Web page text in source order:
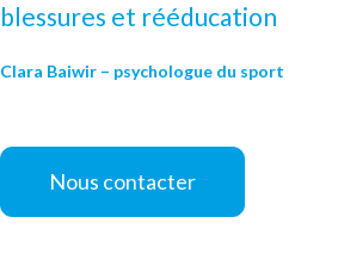
blessures et rééducation
Clara Baiwir – psychologue du sport
Nous contacter